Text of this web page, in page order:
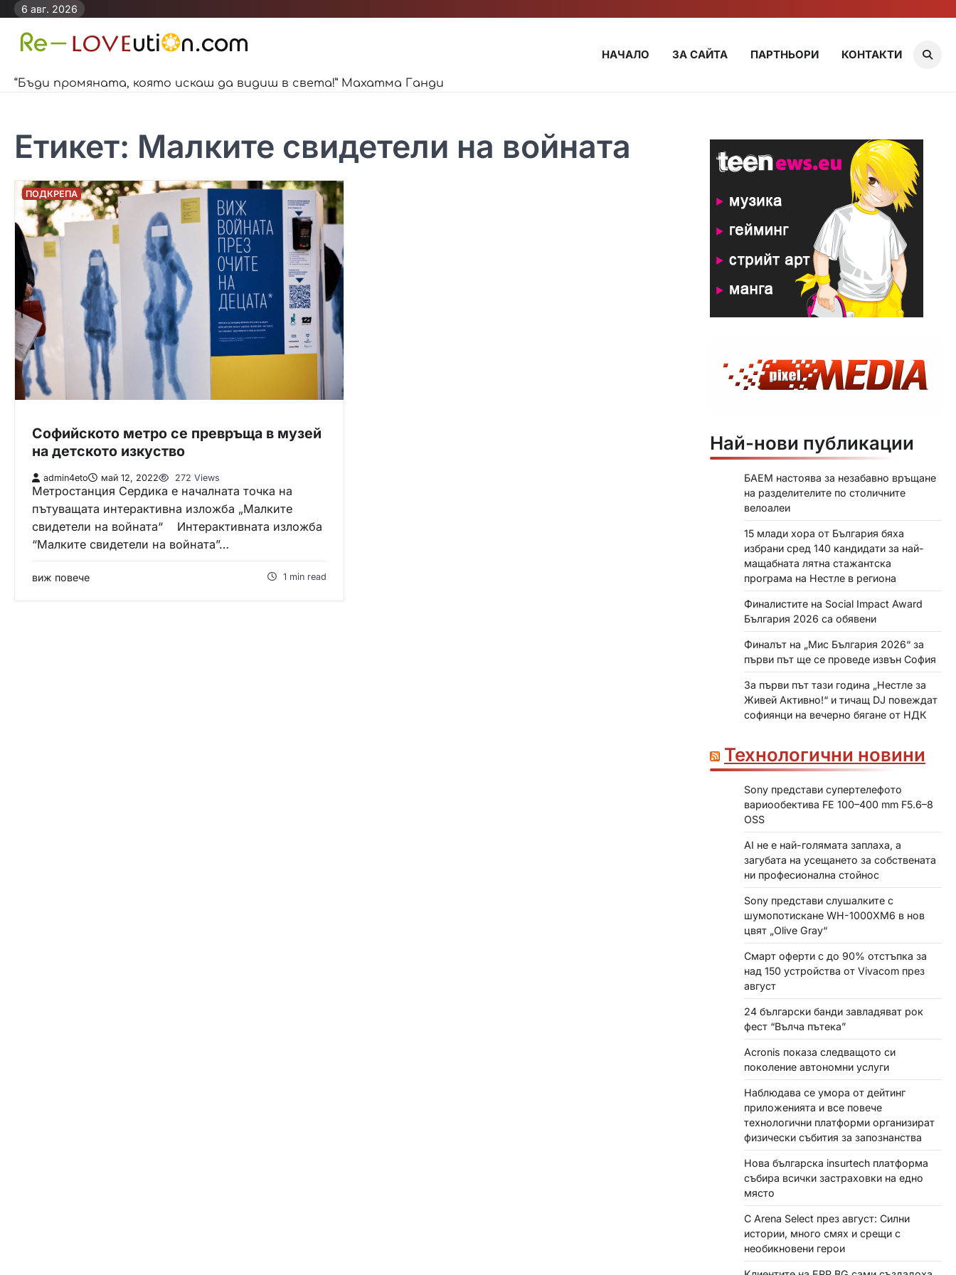
Skip
content
6 авг. 2026
“Бъди промяната, която искаш да видиш в света!” Махатма Ганди
НАЧАЛО ЗА САЙТА ПАРТНЬОРИ КОНТАКТИ
Етикет: Малките свидетели на войната
ПОДКРЕПА
Софийското метро се превръща в музей
на детското изкуство
admin4eto май 12, 2022 272 Views
Метростанция Сердика е началната точка на
пътуващата интерактивна изложба „Малките
свидетели на войната“ Интерактивната изложба
“Малките свидетели на войната”…
виж повече 1 min read
Най-нови публикации
БАЕМ настоява за незабавно връщане
на разделителите по столичните
велоалеи
15 млади хора от България бяха
избрани сред 140 кандидати за най-
мащабната лятна стажантска
програма на Нестле в региона
Финалистите на Social Impact Award
България 2026 са обявени
Финалът на „Мис България 2026“ за
първи път ще се проведе извън София
За първи път тази година „Нестле за
Живей Активно!“ и тичащ DJ повеждат
софиянци на вечерно бягане от НДК
Технологични новини
Sony представи супертелефото
вариообектива FE 100–400 mm F5.6–8
OSS
AI не е най-голямата заплаха, а
загубата на усещането за собствената
ни професионална стойнос
Sony представи слушалките с
шумопотискане WH-1000XM6 в нов
цвят „Olive Gray“
Смарт оферти с до 90% отстъпка за
над 150 устройства от Vivacom през
август
24 български банди завладяват рок
фест “Вълча пътека”
Acronis показа следващото си
поколение автономни услуги
Наблюдава се умора от дейтинг
приложенията и все повече
технологични платформи организират
физически събития за запознанства
Нова българска insurtech платформа
събира всички застраховки на едно
място
С Arena Select през август: Силни
истории, много смях и срещи с
необикновени герои